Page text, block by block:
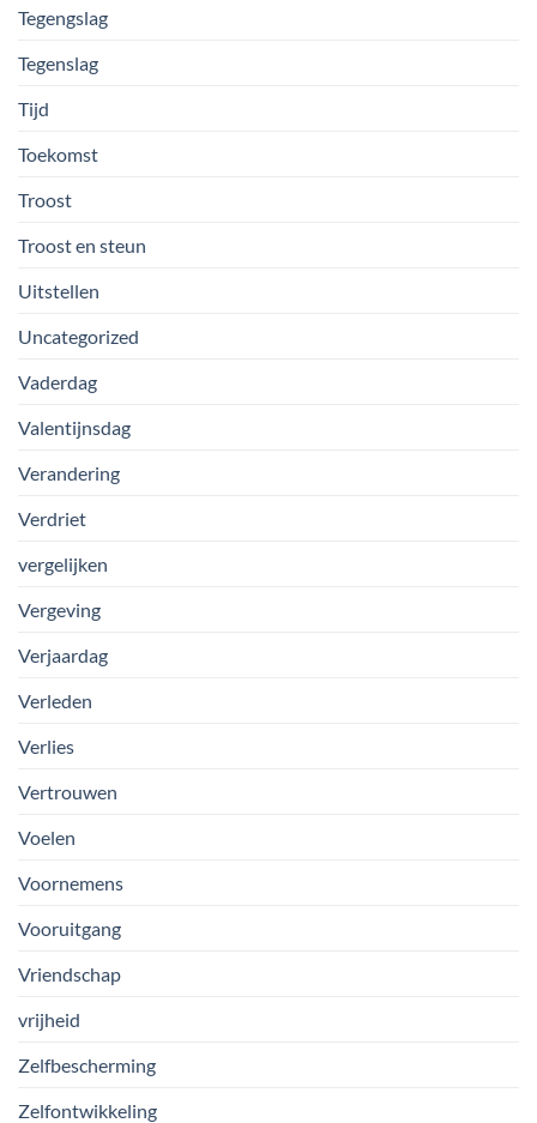
Tegengslag
Tegenslag
Tijd
Toekomst
Troost
Troost en steun
Uitstellen
Uncategorized
Vaderdag
Valentijnsdag
Verandering
Verdriet
vergelijken
Vergeving
Verjaardag
Verleden
Verlies
Vertrouwen
Voelen
Voornemens
Vooruitgang
Vriendschap
vrijheid
Zelfbescherming
Zelfontwikkeling